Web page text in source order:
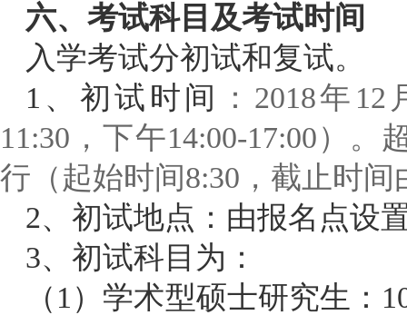
六、考试科目及考试时间
入学考试分初试和复试。
1、初试时间
： 2018年12
11:30 ，下午14:00-17:00）。
行（起始时间8:30 ，截止时
2、初试地点：由报名点设
3、初试科目为：
（ 1）学术型硕士研究生：